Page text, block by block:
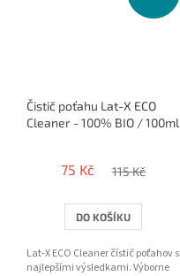
Čistič poťahu Lat-X ECO
Cleaner - 100% BIO / 100ml
75 Kč 115 Kč
DO KOŠÍKU
Lat-X ECO Cleaner čístič poťahov s
najlepšími výsledkami. Výborne